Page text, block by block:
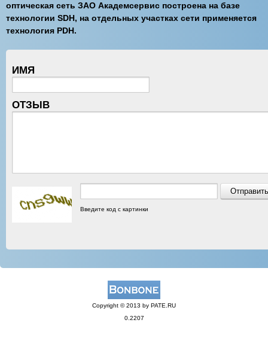
оптическая сеть ЗАО Академсервис построена на базе
технологии SDH, на отдельных участках сети применяется
технология PDH.
ИМЯ
ОТЗЫВ
Введите код с картинки
Copyright © 2013 by PATE.RU
0.2207